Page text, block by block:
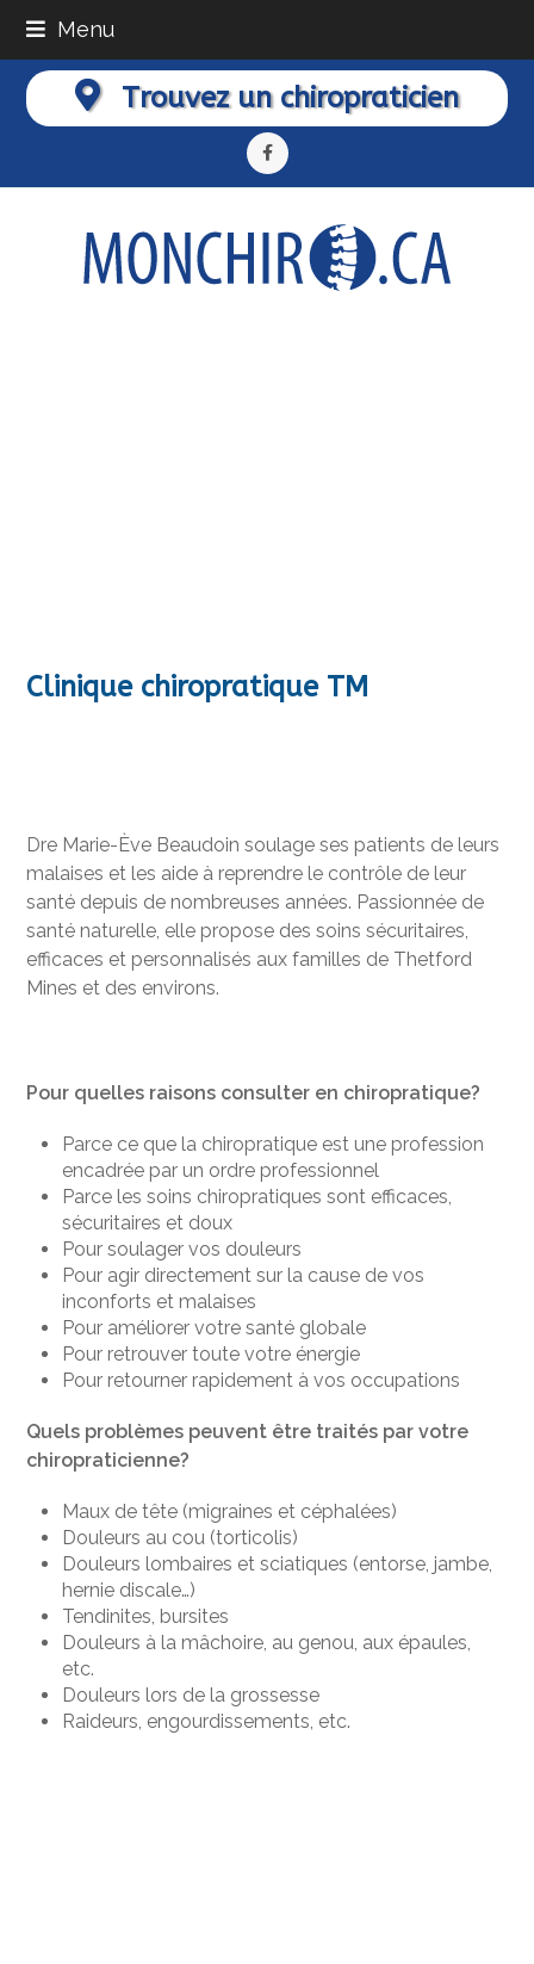
Menu
Trouvez un chiropraticien
Facebook
Clinique chiropratique TM
Dre Marie-Ève Beaudoin soulage ses patients de leurs
malaises et les aide à reprendre le contrôle de leur
santé depuis de nombreuses années. Passionnée de
santé naturelle, elle propose des soins sécuritaires,
efficaces et personnalisés aux familles de Thetford
Mines et des environs.
Pour quelles raisons consulter en chiropratique?
Parce ce que la chiropratique est une profession
encadrée par un ordre professionnel
Parce les soins chiropratiques sont efficaces,
sécuritaires et doux
Pour soulager vos douleurs
Pour agir directement sur la cause de vos
inconforts et malaises
Pour améliorer votre santé globale
Pour retrouver toute votre énergie
Pour retourner rapidement à vos occupations
Quels problèmes peuvent être traités par votre
chiropraticienne?
Maux de tête (migraines et céphalées)
Douleurs au cou (torticolis)
Douleurs lombaires et sciatiques (entorse, jambe,
hernie discale…)
Tendinites, bursites
Douleurs à la mâchoire, au genou, aux épaules,
etc.
Douleurs lors de la grossesse
Raideurs, engourdissements, etc.